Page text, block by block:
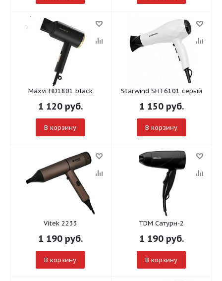
Maxvi HD1801 black
1 120руб.
В корзину
Starwind SHT6101 серый
1 150руб.
В корзину
Vitek 2233
1 190руб.
В корзину
TDM Сатурн-2
1 190руб.
В корзину